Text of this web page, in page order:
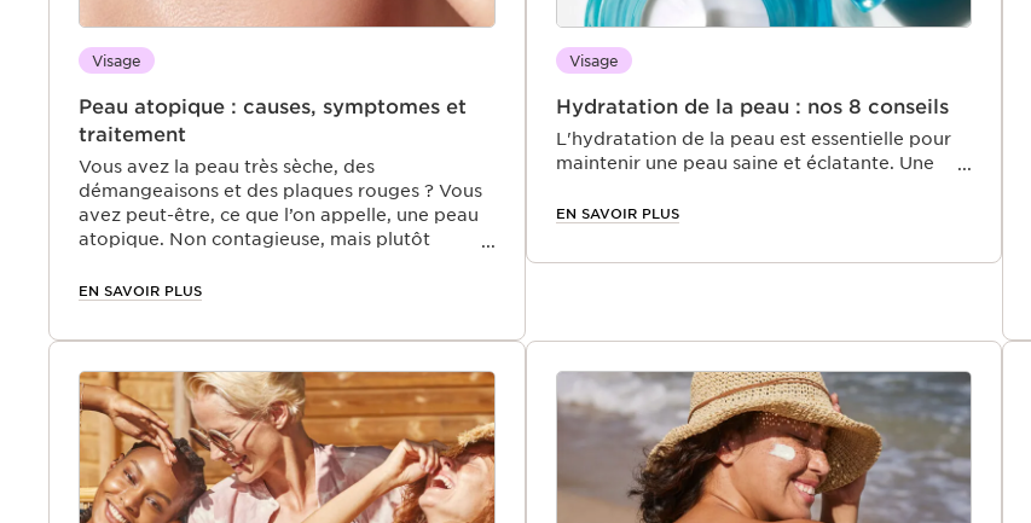
Visage
Peau atopique : causes, symptomes et
traitement
Vous avez la peau très sèche, des
démangeaisons et des plaques rouges ? Vous
avez peut-être, ce que l’on appelle, une peau
atopique. Non contagieuse, mais plutôt
nécessite des soins particuliers pour
est à l’origine de nombreuses visites chez un
atopique permet de la traiter de manière
adaptée.
EN SAVOIR PLUS
Visage
Hydratation de la peau : nos 8 conseils
L'hydratation de la peau est essentielle pour
maintenir une peau saine et éclatante. Une
belle, mais elle est aussi mieux protégée
article, nous vous proposons des conseils
EN SAVOIR PLUS